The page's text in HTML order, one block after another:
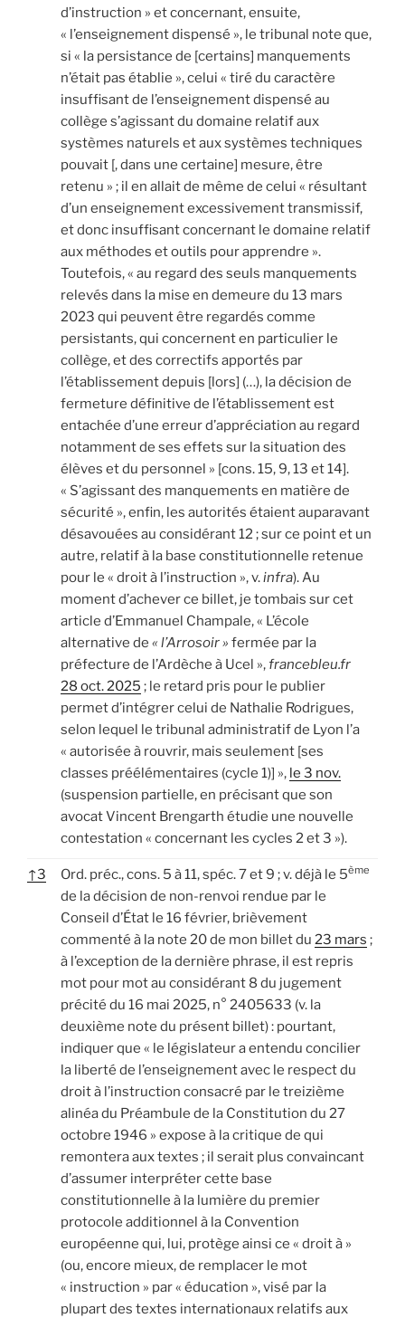
d’instruction » et concernant, ensuite,
« l’enseignement dispensé », le tribunal note que,
si « la persistance de [certains] manquements
n’était pas établie », celui « tiré du caractère
insuffisant de l’enseignement dispensé au
collège s’agissant du domaine relatif aux
systèmes naturels et aux systèmes techniques
pouvait [, dans une certaine] mesure, être
retenu » ; il en allait de même de celui « résultant
d’un enseignement excessivement transmissif,
et donc insuffisant concernant le domaine relatif
aux méthodes et outils pour apprendre ».
Toutefois, « au regard des seuls manquements
relevés dans la mise en demeure du 13 mars
2023 qui peuvent être regardés comme
persistants, qui concernent en particulier le
collège, et des correctifs apportés par
l’établissement depuis [lors] (…), la décision de
fermeture définitive de l’établissement est
entachée d’une erreur d’appréciation au regard
notamment de ses effets sur la situation des
élèves et du personnel » [cons. 15, 9, 13 et 14].
« S’agissant des manquements en matière de
sécurité », enfin, les autorités étaient auparavant
désavouées au considérant 12 ; sur ce point et un
autre, relatif à la base constitutionnelle retenue
pour le « droit à l’instruction », v.infra). Au
moment d’achever ce billet, je tombais sur cet
article d’Emmanuel Champale, « L’école
alternative de « l’Arrosoir » fermée par la
préfecture de l’Ardèche à Ucel »,francebleu.fr
28 oct. 2025 ; le retard pris pour le publier
permet d’intégrer celui de Nathalie Rodrigues,
selon lequel le tribunal administratif de Lyon l’a
« autorisée à rouvrir, mais seulement [ses
classes préélémentaires (cycle 1)] », le 3 nov.
(suspension partielle, en précisant que son
avocat Vincent Brengarth étudie une nouvelle
contestation « concernant les cycles 2 et 3 »).
↑3 Ord. préc., cons. 5 à 11, spéc. 7 et 9 ; v. déjà le 5ème
de la décision de non-renvoi rendue par le
Conseil d’État le 16 février, brièvement
commenté à la note 20 de mon billet du 23 mars ;
à l’exception de la dernière phrase, il est repris
mot pour mot au considérant 8 du jugement
précité du 16 mai 2025, n° 2405633 (v. la
deuxième note du présent billet) : pourtant,
indiquer que « le législateur a entendu concilier
la liberté de l’enseignement avec le respect du
droit à l’instruction consacré par le treizième
alinéa du Préambule de la Constitution du 27
octobre 1946 » expose à la critique de qui
remontera aux textes ; il serait plus convaincant
d’assumer interpréter cette base
constitutionnelle à la lumière du premier
protocole additionnel à la Convention
européenne qui, lui, protège ainsi ce « droit à »
(ou, encore mieux, de remplacer le mot
« instruction » par « éducation », visé par la
plupart des textes internationaux relatifs aux